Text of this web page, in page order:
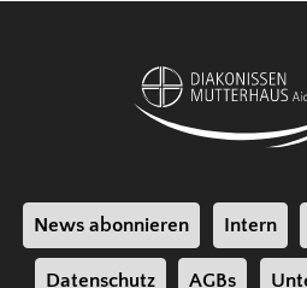
News abonnieren Intern
Datenschutz AGBs